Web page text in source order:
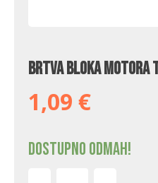
Brtva bloka motora
1,09 €
Dostupno odmah!